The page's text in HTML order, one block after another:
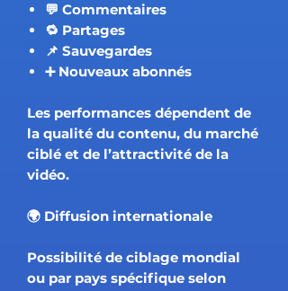
💬 Commentaires
🔁 Partages
📌 Sauvegardes
➕ Nouveaux abonnés
Les performances dépendent de
la qualité du contenu, du marché
ciblé et de l’attractivité de la
vidéo.
🌍 Diffusion internationale
Possibilité de ciblage mondial
ou par pays spécifique selon